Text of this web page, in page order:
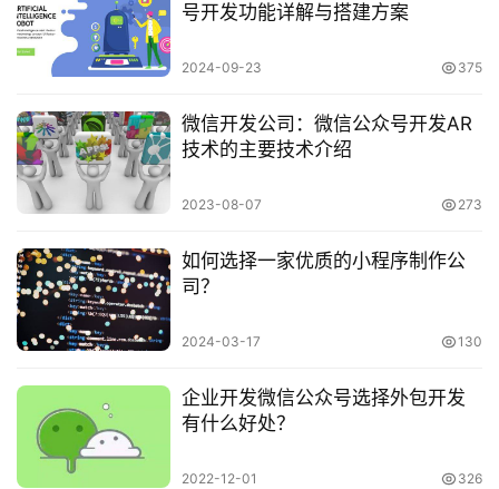
号开发功能详解与搭建方案
2024-09-23 375
微信开发公司：微信公众号开发AR
技术的主要技术介绍
2023-08-07 273
如何选择一家优质的小程序制作公
司？
2024-03-17 130
企业开发微信公众号选择外包开发
有什么好处？
2022-12-01 326